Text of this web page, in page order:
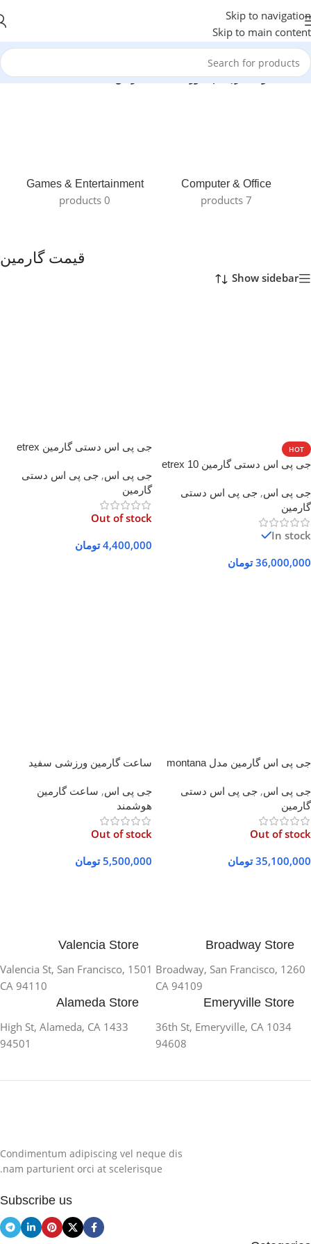
Skip to navigation
Skip to main content
خانه/محصولات برچسب خورده “قیمت گارمین”
Computer & Office
7 products
Games & Entertainment
0 products
قیمت گارمین
Show sidebar
HOT
جی پی اس دستی گارمین etrex 10
جی پی اس, جی پی اس دستی
گارمین
In stock
36,000,000 تومان
جی پی اس دستی گارمین etrex
جی پی اس, جی پی اس دستی
گارمین
Out of stock
4,400,000 تومان
جی پی اس گارمین مدل montana
جی پی اس, جی پی اس دستی
گارمین
Out of stock
35,100,000 تومان
ساعت گارمین ورزشی سفید
جی پی اس, ساعت گارمین
هوشمند
Out of stock
5,500,000 تومان
Broadway Store
1260 Broadway, San Francisco,
CA 94109
Valencia Store
1501 Valencia St, San Francisco,
CA 94110
Emeryville Store
1034 36th St, Emeryville, CA
94608
Alameda Store
1433 High St, Alameda, CA
94501
Condimentum adipiscing vel neque dis
nam parturient orci at scelerisque.
Subscribe us